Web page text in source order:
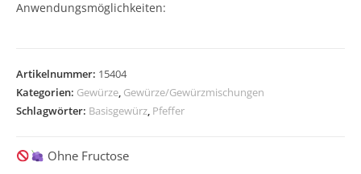
Anwendungsmöglichkeiten:
t
a
Artikelnummer: 15404
Kategorien: Gewürze, Gewürze/Gewürzmischungen
Schlagwörter: Basisgewürz, Pfeffer
Ohne Fructose